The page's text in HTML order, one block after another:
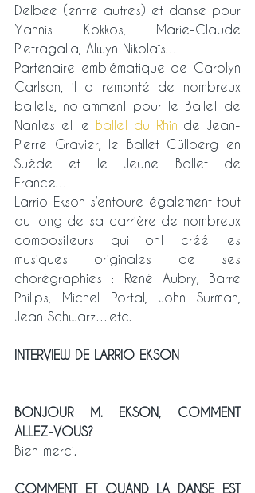
Delbee (entre autres) et danse pour
Yannis Kokkos, Marie-Claude
Pietragalla, Alwyn Nikolaïs…
Partenaire emblématique de Carolyn
Carlson, il a remonté de nombreux
ballets, notamment pour le Ballet de
Nantes et le Ballet du Rhin de Jean-
Pierre Gravier, le Ballet Cüllberg en
Suède et le Jeune Ballet de
France…
Larrio Ekson s’entoure également tout
au long de sa carrière de nombreux
compositeurs qui ont créé les
musiques originales de ses
chorégraphies : René Aubry, Barre
Philips, Michel Portal, John Surman,
Jean Schwarz…etc.
INTERVIEW DE LARRIO EKSON
BONJOUR M. EKSON, COMMENT
ALLEZ-VOUS?
Bien merci.
COMMENT ET QUAND LA DANSE EST